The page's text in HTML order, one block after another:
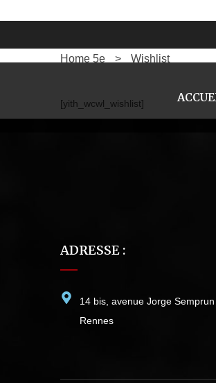
Home 5e > Wishlist
[yith_wcwl_wishlist]
ADRESSE :
14 bis, avenue Jorge
Rennes